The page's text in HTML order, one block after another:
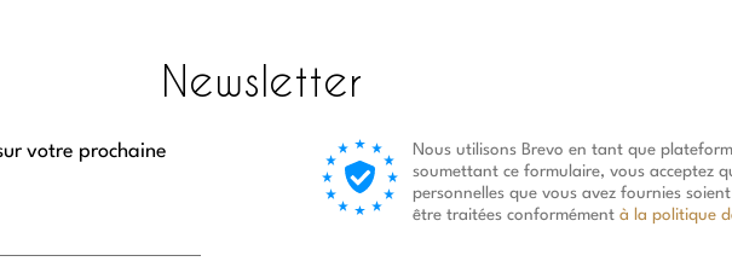
Newsletter
votre prochaine
Nous utilisons Brevo en tant que
soumettant ce formulaire, vous acceptez
personnelles que vous avez fournies
être traitées conformément à la politique